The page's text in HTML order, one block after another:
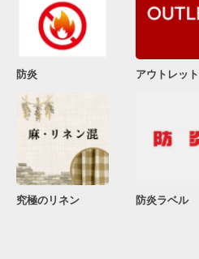
防炎 アウトレット
究極のリネン 防炎ラベル